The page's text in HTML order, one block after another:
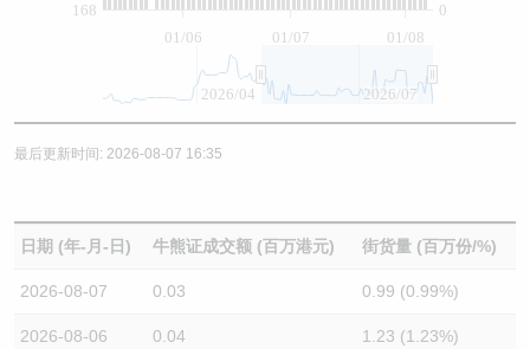
01/07
01/06 01/08
0
168
2026/04 2026/07
最后更新时间: 2026-08-07 16:35
日期 (年-月-日) 牛熊证成交额 (百万港元) 街货量 (百万份/%)
2026-08-07 0.03 0.99 (0.99%)
2026-08-06 0.04 1.23 (1.23%)